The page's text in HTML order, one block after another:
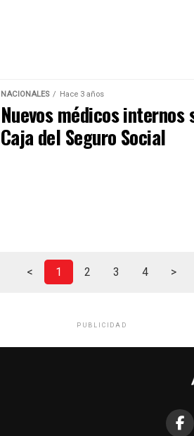
NACIONALES Hace 3 años
Nuevos médicos
Caja del Seguro Social
< 1 2 3 4 >
PUBLICIDAD